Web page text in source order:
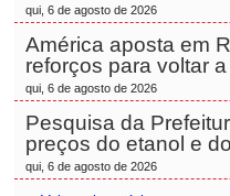
qui, 6 de agosto de 2026
América aposta em
reforços para voltar
qui, 6 de agosto de 2026
Pesquisa da
preços do etanol e
qui, 6 de agosto de 2026